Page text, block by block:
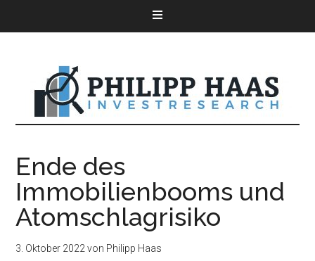
Ende des
Immobilienbooms und
Atomschlagrisiko
3. Oktober 2022 von Philipp Haas